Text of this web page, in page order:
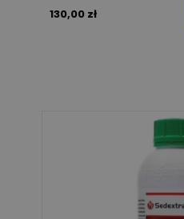
130,00 zł